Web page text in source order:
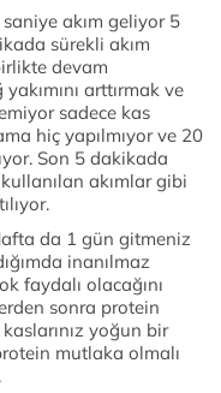
akım geliyor 5
sürekli akım
devam
arttırmak ve
sadece kas
hiç yapılmıyor ve 20
Son 5 dakikada
akımlar gibi
da 1 gün gitmeniz
inanılmaz
faydalı olacağını
sonra protein
yoğun bir
mutlaka olmalı